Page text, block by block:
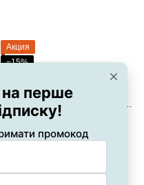
Акция
−15%
Лосьон для проблемной кожи
от комедонов и чёрных точек
Skinexi Soft Daily Lotion 100 мл
569 грн
669 грн
Нет в наличии